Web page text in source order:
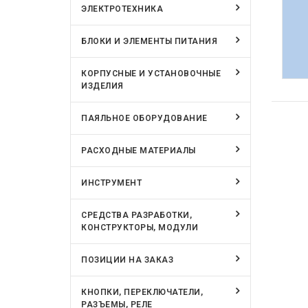
ЭЛЕКТРОТЕХНИКА
БЛОКИ И ЭЛЕМЕНТЫ ПИТАНИЯ
КОРПУСНЫЕ И УСТАНОВОЧНЫЕ
ИЗДЕЛИЯ
ПАЯЛЬНОЕ ОБОРУДОВАНИЕ
РАСХОДНЫЕ МАТЕРИАЛЫ
ИНСТРУМЕНТ
СРЕДСТВА РАЗРАБОТКИ,
КОНСТРУКТОРЫ, МОДУЛИ
ПОЗИЦИИ НА ЗАКАЗ
КНОПКИ, ПЕРЕКЛЮЧАТЕЛИ,
РАЗЪЕМЫ, РЕЛЕ